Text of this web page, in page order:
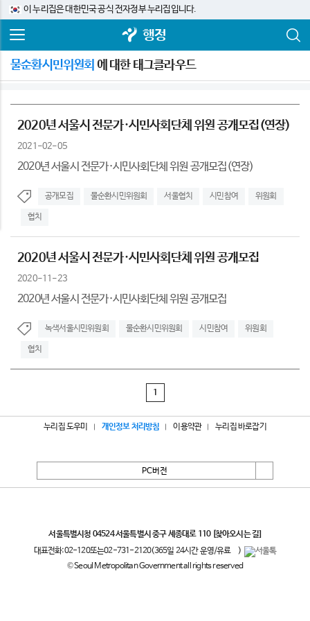
이 누리집은 대한민국 공식 전자정부 누리집입니다.
행정
물순환시민위원회 에 대한 태그클라우드
2020년 서울시 전문가·시민사회단체 위원 공개모집(연장)
2021-02-05
2020년 서울시 전문가·시민사회단체 위원 공개모집(연장)
공개모집 물순환시민위원회 서울협치 시민참여 위원회
협치
2020년 서울시 전문가·시민사회단체 위원 공개모집
2020-11-23
2020년 서울시 전문가·시민사회단체 위원 공개모집
녹색서울시민위원회 물순환시민위원회 시민참여 위원회
협치
1
누리집 도우미 개인정보 처리방침 이용약관 누리집 바로잡기
PC버전
서울특별시청 04524 서울특별시 중구 세종대로 110 [찾아오시는 길]
대표전화:02-120또는02-731-2120(365일 24시간 운영/유료
)
© Seoul Metropolitan Government all rights reserved